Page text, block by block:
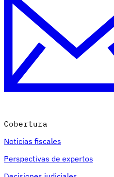
Cobertura
Noticias fiscales
Perspectivas de expertos